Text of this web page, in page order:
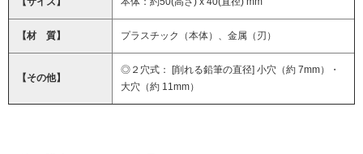
【材 質】 プラスチック（本体）、金属（刃）
【その他】
◎２穴式： [削れる鉛筆の直径] 小穴（約 7mm）・
大穴（約 11mm）